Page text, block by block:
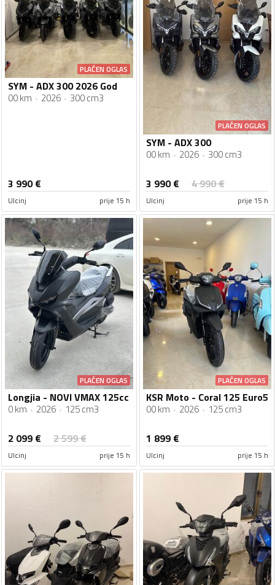
PLAĆEN OGLAS
SYM - ADX 300 2026 God
00 km 2026 300 cm3
3 990€
Ulcinj prije 15 h
PLAĆEN OGLAS
SYM - ADX 300
00 km 2026 300 cm3
3 990€ 4 990€
Ulcinj prije 15 h
PLAĆEN OGLAS
Longjia - NOVI VMAX 125cc
0 km 2026 125 cm3
2 099 € 2 599€
Ulcinj prije 15 h
PLAĆEN OGLAS
KSR Moto - Coral 125 Euro5
00 km 2026 125 cm3
1 899 €
Ulcinj prije 15 h